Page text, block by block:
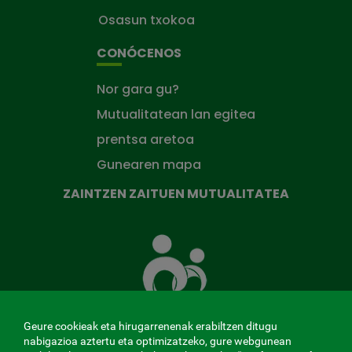
Osasun txokoa
CONÓCENOS
Nor gara gu?
Mutualitatean lan egitea
prentsa aretoa
Gunearen mapa
ZAINTZEN ZAITUEN MUTUALITATEA
zaituen
Mutua
Geure cookieak eta hirugarrenenak erabiltzen ditugu
nabigazioa aztertu eta optimizatzeko, gure webgunean